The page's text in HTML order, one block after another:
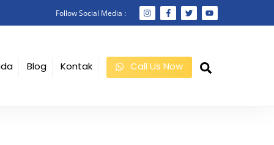
Follow Social Media :
Blog Kontak Call Us Now